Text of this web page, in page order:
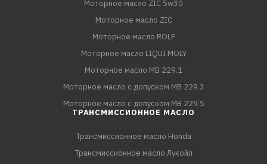
Моторное масло ZIC 5w30
Моторное масло ZIC
Моторное масло ROLF
Моторное масло LIQUI MOLY
Моторное масло MB 229.1
Моторное масло с допуском MB 229.3
Моторное масло с допуском MB 229.5
ТРАНСМИССИОННОЕ МАСЛО
Трансмиссионное масло Honda
Трансмиссионное масло Лукойл